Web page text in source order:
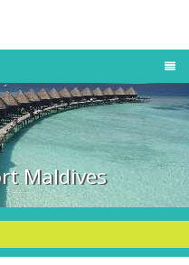
MINUTE
Maldives